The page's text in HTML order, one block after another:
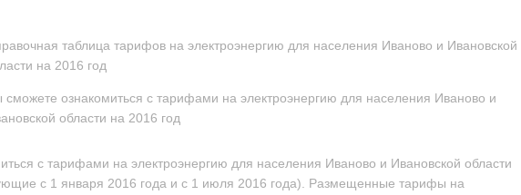
таблица тарифов на электроэнергию для населения Иваново и Ивановской
на 2016 год
сможете ознакомиться с тарифами на электроэнергию для населения Иваново и
области на 2016 год
с тарифами на электроэнергию для населения Иваново и Ивановской области
с 1 января 2016 года и с 1 июля 2016 года). Размещенные тарифы на